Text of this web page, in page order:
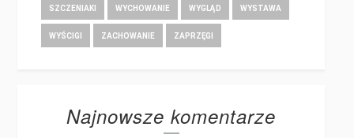
SZCZENIAKI WYCHOWANIE WYGLĄD WYSTAWA
WYŚCIGI ZACHOWANIE ZAPRZĘGI
Najnowsze komentarze